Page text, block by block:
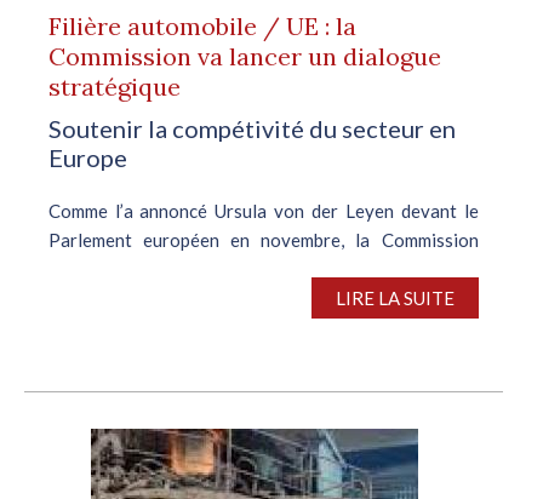
Filière automobile / UE : la
Commission va lancer un dialogue
stratégique
Soutenir la compétivité du secteur en
Europe
Comme l’a annoncé Ursula von der Leyen devant le
Parlement européen en novembre, la Commission
stratégique avec les constructeurs et équipementiers
LIRE LA SUITE